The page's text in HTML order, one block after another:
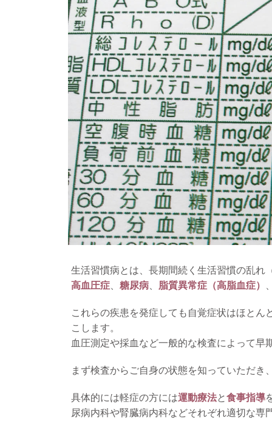
生活習慣病とは、長期間続く生活習慣の乱れ
高血圧症
糖尿病 脂質異常症（高脂血症）
これらの疾患を発症しても自覚症状はほと
こします。
血圧測定や採血など一般的な検査によって早
まず検査からご自身の状態を知っていただ
具体的には軽症の方には運動療法と食事指導
尿病内科や腎臓病内科などそれぞれ適切な専